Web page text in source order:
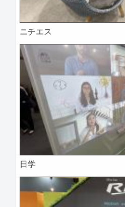
ニチエス
日学